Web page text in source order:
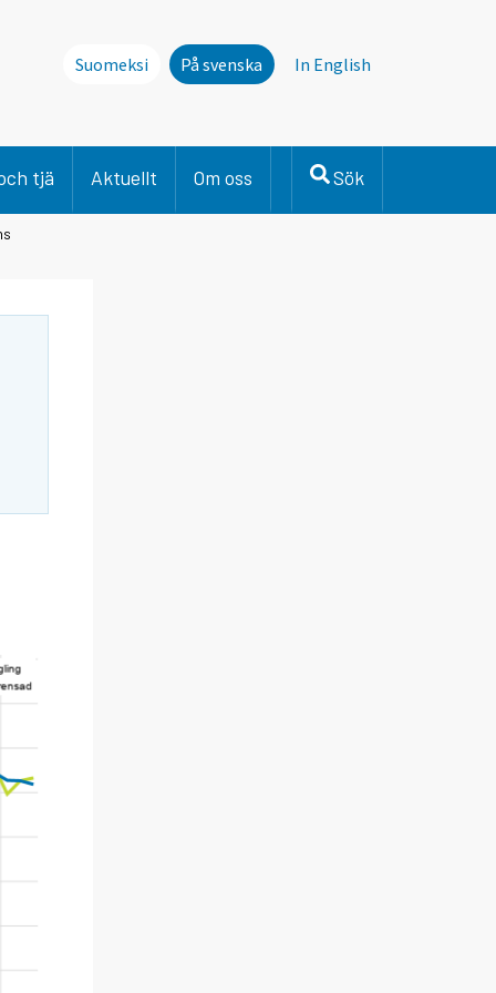
Suomeksi På svenska In English
tjä Aktuellt Om oss Sök